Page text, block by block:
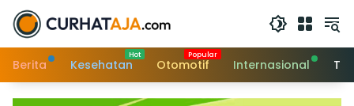
Langsung
konten
Berita
Kesehatan Otomotif Internasional